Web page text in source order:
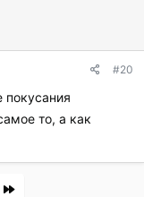
#20
покусания
то, а как
Last